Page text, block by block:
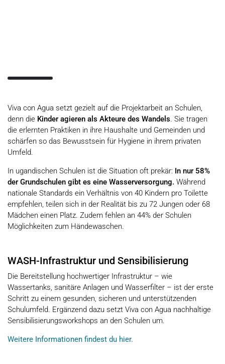
Viva con Agua setzt gezielt auf die Projektarbeit an Schulen,
denn die Kinder agieren als Akteure des Wandels. Sie tragen
die erlernten Praktiken in ihre Haushalte und Gemeinden und
schärfen so das Bewusstsein für Hygiene in ihrem privaten
Umfeld.
In ugandischen Schulen ist die Situation oft prekär: In nur 58%
der Grundschulen gibt es eine Wasserversorgung. Während
nationale Standards ein Verhältnis von 40 Kindern pro Toilette
empfehlen, teilen sich in der Realität bis zu 72 Jungen oder 68
Mädchen einen Platz. Zudem fehlen an 44% der Schulen
Möglichkeiten zum Händewaschen.
WASH-Infrastruktur und Sensibilisierung
Die Bereitstellung hochwertiger Infrastruktur – wie
Wassertanks, sanitäre Anlagen und Wasserfilter – ist der erste
Schritt zu einem gesunden, sicheren und unterstützenden
Schulumfeld. Ergänzend dazu setzt Viva con Agua nachhaltige
Sensibilisierungsworkshops an den Schulen um.
Weitere Informationen findest du hier.